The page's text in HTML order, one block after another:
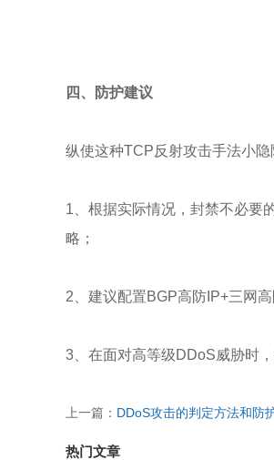
四、防护建议
纵使这种TCP反射攻击手法小
1、根据实际情况，封禁不必要
略；
2、建议配置BGP高防IP+三网
3、在面对高等级DDoS威胁时
上一篇： DDoS攻击的判定方法和防
热门文章